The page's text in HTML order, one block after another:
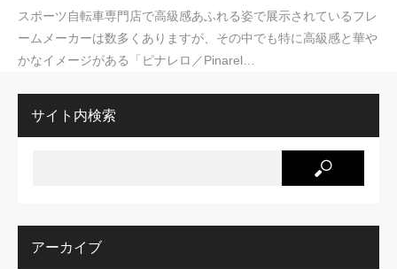
スポーツ自転車専門店で高級感あふれる姿で展示されているフレ
ームメーカーは数多くありますが、その中でも特に高級感と華や
かなイメージがある「ピナレロ／Pinarel…
サイト内検索
アーカイブ